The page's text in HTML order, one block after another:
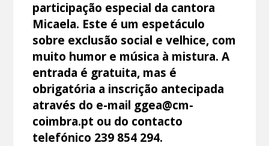
participação especial da cantora
Micaela. Este é um espetáculo
sobre exclusão social e velhice, com
muito humor e música à mistura. A
entrada é gratuita, mas é
obrigatória a inscrição antecipada
através do e-mail ggea@cm-
coimbra.pt ou do contacto
telefónico 239 854 294.